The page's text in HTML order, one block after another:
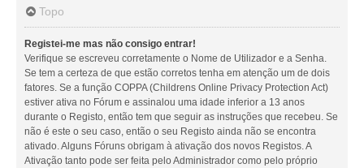
Topo
Registei-me mas não consigo entrar!
Verifique se escreveu corretamente o Nome de Utilizador e a Senha.
Se tem a certeza de que estão corretos tenha em atenção um de dois
fatores. Se a função COPPA (Childrens Online Privacy Protection Act)
estiver ativa no Fórum e assinalou uma idade inferior a 13 anos
durante o Registo, então tem que seguir as instruções que recebeu. Se
não é este o seu caso, então o seu Registo ainda não se encontra
ativado. Alguns Fóruns obrigam à ativação dos novos Registos. A
Ativação tanto pode ser feita pelo Administrador como pelo próprio